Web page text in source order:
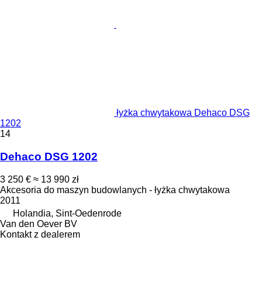
łyżka chwytakowa Dehaco DSG
1202
14
Dehaco DSG 1202
3 250 € ≈ 13 990 zł
Akcesoria do maszyn budowlanych - łyżka chwytakowa
2011
Holandia, Sint-Oedenrode
Van den Oever BV
Kontakt z dealerem